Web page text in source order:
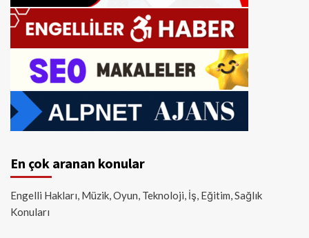
En çok aranan konular
Engelli Hakları, Müzik, Oyun, Teknoloji, İş, Eğitim, Sağlık
Konuları